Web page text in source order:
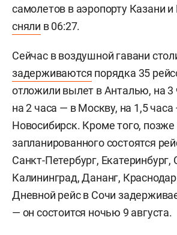
самолетов в аэропорту Казани
сняли в 06:27.
Сейчас в воздушной гавани
задерживаются порядка 35
отложили вылет в Анталью, на 3
на 2 часа — в Москву, на 1,5
Новосибирск. Кроме того, позже
запланированного состоятся
Санкт-Петербург, Екатеринбург,
Калининград, Дананг,
Дневной рейс в Сочи
— он состоится ночью 9 августа.